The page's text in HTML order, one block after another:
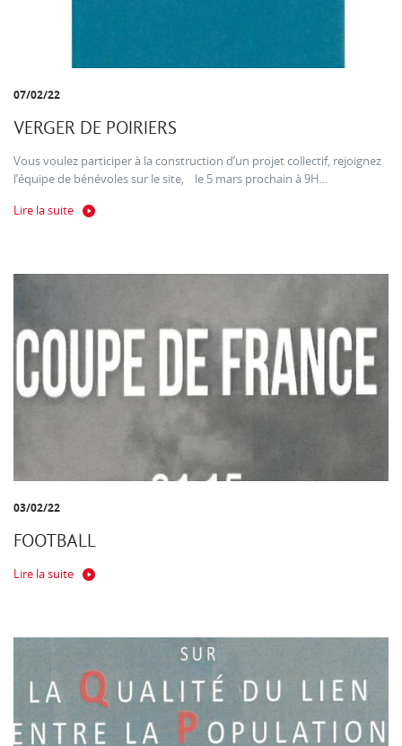
07/02/22
VERGER DE POIRIERS
Vous voulez participer à la construction d’un projet collectif, rejoignez
l’équipe de bénévoles sur le site, le 5 mars prochain à 9H...
Lire la suite
03/02/22
FOOTBALL
Lire la suite